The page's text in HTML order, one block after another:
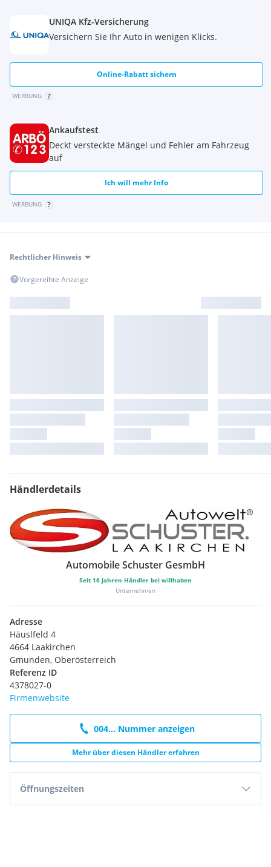
UNIQA Kfz-Versicherung
Versichern Sie Ihr Auto in wenigen Klicks.
Online-Rabatt sichern
WERBUNG
Ankaufstest
Deckt versteckte Mängel und Fehler am Fahrzeug
auf
Ich will mehr Info
WERBUNG
Rechtlicher Hinweis
Vorgereihte Anzeige
Händlerdetails
Automobile Schuster GesmbH
Seit 16 Jahren Händler bei willhaben
Unternehmen
Adresse
Häuslfeld 4
4664 Laakirchen
Gmunden, Oberösterreich
Referenz ID
4378027-0
Firmenwebsite
004... Nummer anzeigen
Mehr über diesen Händler erfahren
Öffnungszeiten